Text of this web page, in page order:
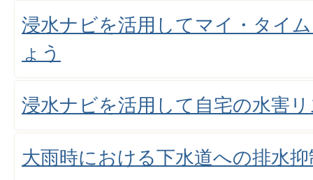
浸水ナビを活用してマイ・タイ
ょう
浸水ナビを活用して自宅の水害
大雨時における下水道への排水